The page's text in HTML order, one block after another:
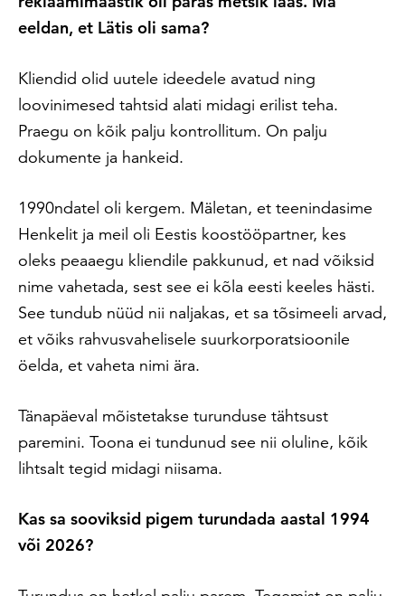
eeldan, et Lätis oli sama?
Kliendid olid uutele ideedele avatud ning
loovinimesed tahtsid alati midagi erilist teha.
Praegu on kõik palju kontrollitum. On palju
dokumente ja hankeid.
1990ndatel oli kergem. Mäletan, et teenindasime
Henkelit ja meil oli Eestis koostööpartner, kes
oleks peaaegu kliendile pakkunud, et nad võiksid
nime vahetada, sest see ei kõla eesti keeles hästi.
See tundub nüüd nii naljakas, et sa tõsimeeli arvad,
et võiks rahvusvahelisele suurkorporatsioonile
öelda, et vaheta nimi ära.
Tänapäeval mõistetakse turunduse tähtsust
paremini. Toona ei tundunud see nii oluline, kõik
lihtsalt tegid midagi niisama.
Kas sa sooviksid pigem turundada aastal 1994
või 2026?